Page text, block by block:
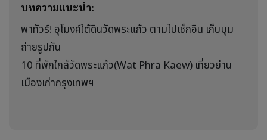
บทความแนะนำ:
พาทัวร์! อุโมงค์ใต้ดินวัดพระแก้ว ตามไปเช็กอิน เก็บมุม
ถ่ายรูปกัน
10 ที่พักใกล้วัดพระแก้ว(Wat Phra Kaew) เที่ยวย่าน
เมืองเก่ากรุงเทพฯ